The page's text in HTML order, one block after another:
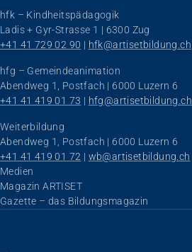
hfk – Kindheitspädagogik
Ladis + Gyr-Strasse 1 | 6300 Zug
+41 41 729 02 90 | hfk@artisetbildung.ch
hfg – Gemeindeanimation
Abendweg 1, Postfach | 6000 Luzern 6
+41 41 419 01 73 | hfg@artisetbildung.ch
Weiterbildung
Abendweg 1, Postfach | 6000 Luzern 6
+41 41 419 01 72 | wb@artisetbildung.ch
Navigation überspringen
Medien
Magazin ARTISET
Gazette – das Bildungsmagazin